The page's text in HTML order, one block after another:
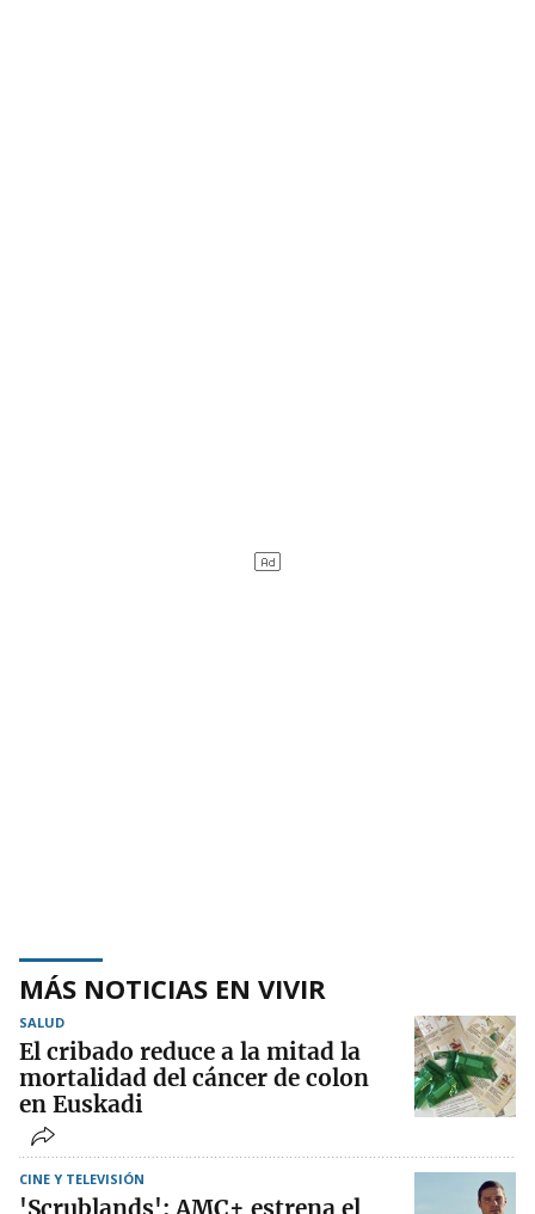
MÁS NOTICIAS EN VIVIR
SALUD
El cribado reduce a la mitad la
mortalidad del cáncer de colon
en Euskadi
CINE Y TELEVISIÓN
'Scrublands': AMC+ estrena el